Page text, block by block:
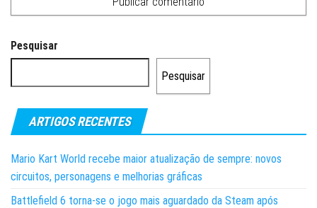
Pesquisar
Pesquisar
ARTIGOS RECENTES
Mario Kart World recebe maior atualização de sempre: novos
circuitos, personagens e melhorias gráficas
Battlefield 6 torna-se o jogo mais aguardado da Steam após